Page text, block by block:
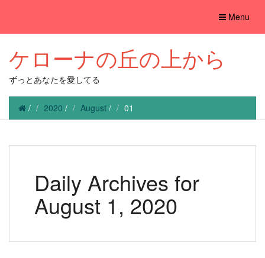
Toggle
Menu
ケローナの丘の上から
ずっとあなたを愛してる
/ 2020 / August / 01
Daily Archives for
August 1, 2020